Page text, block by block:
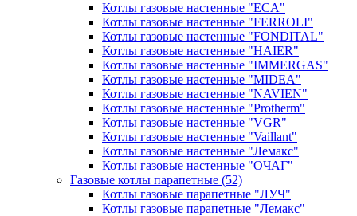
Котлы газовые настенные "ECA"
Котлы газовые настенные "FERROLI"
Котлы газовые настенные "FONDITAL"
Котлы газовые настенные "HAIER"
Котлы газовые настенные "IMMERGAS"
Котлы газовые настенные "MIDEA"
Котлы газовые настенные "NAVIEN"
Котлы газовые настенные "Protherm"
Котлы газовые настенные "VGR"
Котлы газовые настенные "Vaillant"
Котлы газовые настенные "Лемакс"
Котлы газовые настенные "ОЧАГ"
Газовые котлы парапетные (52)
Котлы газовые парапетные "ЛУЧ"
Котлы газовые парапетные "Лемакс"